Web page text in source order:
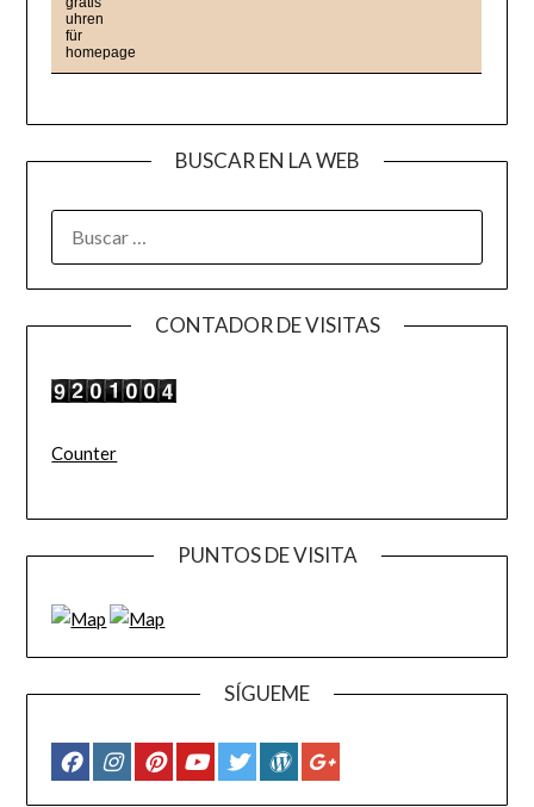
BUSCAR EN LA WEB
CONTADOR DE VISITAS
Counter
PUNTOS DE VISITA
SÍGUEME